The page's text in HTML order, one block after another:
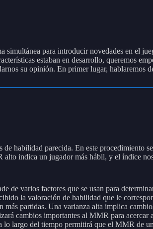
para introducir novedades en el
estaban en desarrollo, queremos
su opinión. En primer lugar, hablaremos
habilidad parecida. En este procedimiento
indica un jugador más hábil, y el índice
de varios factores que se usan para
la valoración de habilidad que le
partidas. Una varianza alta implica
cambios importantes al MMR para
largo del tiempo permitirá que el MMR de